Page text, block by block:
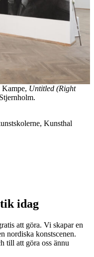
Untitled (Right
Kunsthal
idag
att göra. Vi skapar en
nordiska konstscenen.
till att göra oss ännu